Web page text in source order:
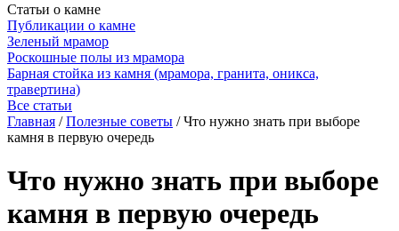
Статьи о камне
Публикации о камне
Зеленый мрамор
Роскошные полы из мрамора
Барная стойка из камня (мрамора, гранита, оникса,
травертина)
Все статьи
Главная / Полезные советы / Что нужно знать при выборе
камня в первую очередь
Что нужно знать при выборе
камня в первую очередь